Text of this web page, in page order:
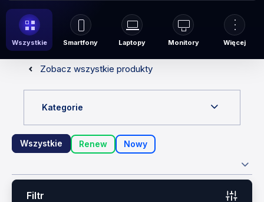
Wszystkie Smartfony Laptopy Monitory Więcej
Zobacz wszystkie produkty
Kategorie
Wszystkie Renew Nowy
Filtr